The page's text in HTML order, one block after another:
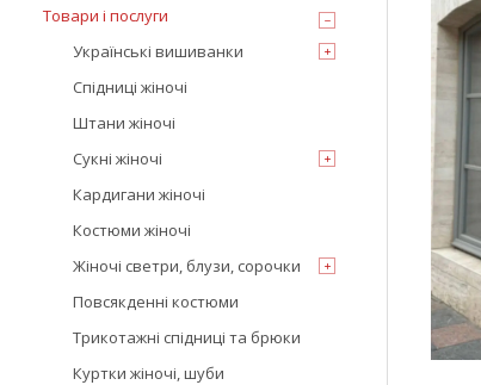
Товари і послуги
Українські вишиванки
Спідниці жіночі
Штани жіночі
Сукні жіночі
Кардигани жіночі
Костюми жіночі
Жіночі светри, блузи, сорочки
Повсякденні костюми
Трикотажні спідниці та брюки
Куртки жіночі, шуби